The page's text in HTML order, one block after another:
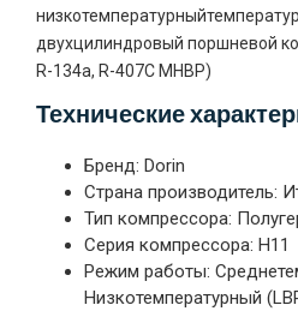
двухцилиндровый поршневой
R-134a, R-407C MHBP)
Технические
Бренд: Dorin
Страна производитель:
Тип компрессора:
Серия компрессора: H11
Режим работы:
Низкотемпературный